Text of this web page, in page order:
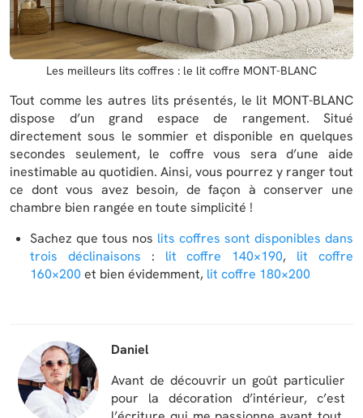
Les meilleurs lits coffres : le lit coffre MONT-BLANC
Tout comme les autres lits présentés, le lit MONT-BLANC
dispose d’un grand espace de rangement. Situé
directement sous le sommier et disponible en quelques
secondes seulement, le coffre vous sera d’une aide
inestimable au quotidien. Ainsi, vous pourrez y ranger tout
ce dont vous avez besoin, de façon à conserver une
chambre bien rangée en toute simplicité !
Sachez que tous nos lits coffres sont disponibles dans
trois déclinaisons : lit coffre 140×190, lit coffre
160×200 et bien évidemment, lit coffre 180×200
Daniel
Avant de découvrir un goût particulier
pour la décoration d’intérieur, c’est